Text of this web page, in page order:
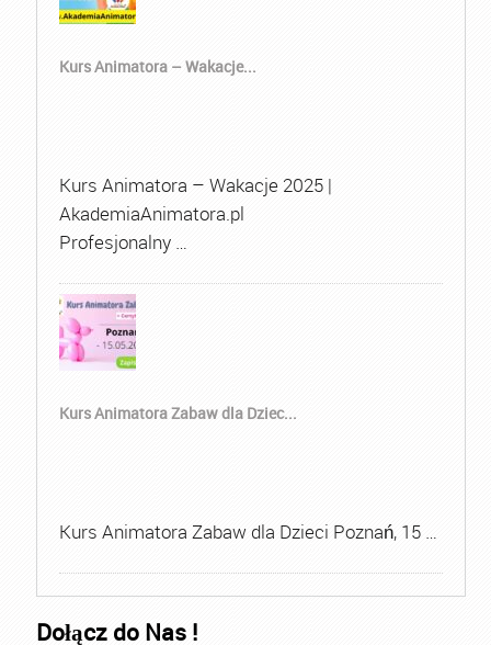
Kurs Animatora – Wakacje...
Kurs Animatora – Wakacje 2025 |
AkademiaAnimatora.pl
Profesjonalny …
Kurs Animatora Zabaw dla Dziec...
Kurs Animatora Zabaw dla Dzieci Poznań, 15 …
Dołącz do Nas !